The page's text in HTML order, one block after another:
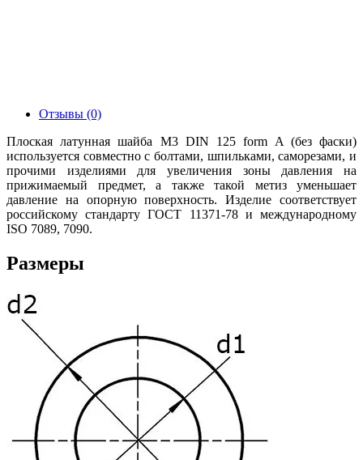
Отзывы (0)
Плоская латунная шайба М3 DIN 125 form A (без фаски)
используется совместно с болтами, шпильками, саморезами, и
прочими изделиями для увеличения зоны давления на
прижимаемый предмет, а также такой метиз уменьшает
давление на опорную поверхность. Изделие соответствует
российскому стандарту ГОСТ 11371-78 и международному
ISO 7089, 7090.
Размеры